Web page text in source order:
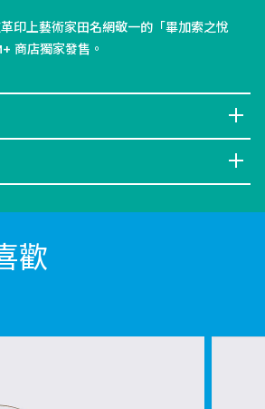
印上藝術家田名網敬一的「畢加索之悅
商店獨家發售。
歡